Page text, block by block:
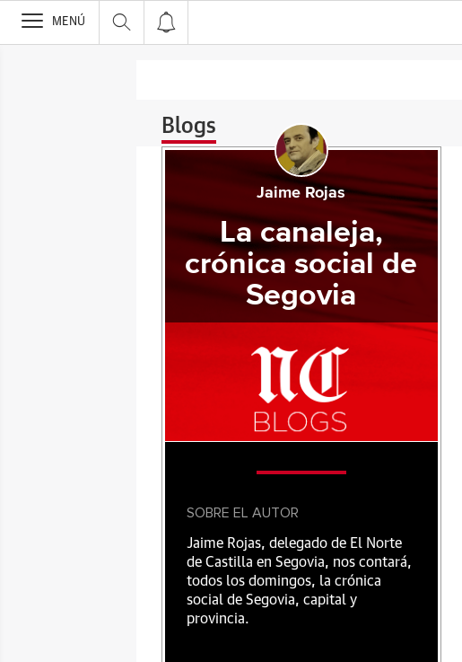
>
MENÚ
Blogs
Jaime Rojas
La canaleja,
crónica social de
Segovia
SOBRE EL AUTOR
Jaime Rojas, delegado de El Norte
de Castilla en Segovia, nos contará,
todos los domingos, la crónica
social de Segovia, capital y
provincia.